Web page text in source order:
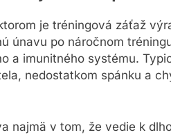
je tréningová záťaž
únavu po náročnom
a imunitného systému.
nedostatkom spánku a
najmä v tom, že vedie k